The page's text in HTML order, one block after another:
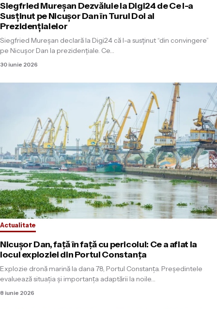
Siegfried Mureșan Dezvăluie la Digi24 de Ce l-a
Susținut pe Nicușor Dan în Turul Doi al
Prezidențialelor
Siegfried Mureșan declară la Digi24 că l-a susținut “din convingere”
pe Nicușor Dan la prezidențiale. Ce…
30 iunie 2026
Actualitate
Nicuşor Dan, faţă în faţă cu pericolul: Ce a aflat la
locul exploziei din Portul Constanţa
Explozie dronă marină la dana 78, Portul Constanţa. Preşedintele
evaluează situaţia şi importanţa adaptării la noile…
8 iunie 2026